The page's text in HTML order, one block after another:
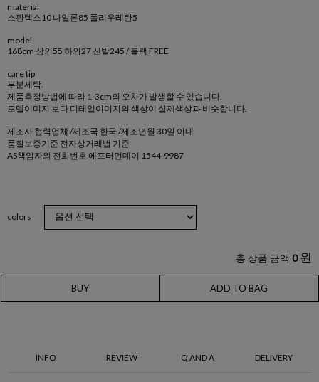
material
스판텍스10 나일론85 폴리우레탄5
model
168cm 상의55 하의27 신발245 / 블랙 FREE
care tip
부분세탁.
제품측정방법에 따라 1-3cm의 오차가 발생할 수 있습니다.
모델이미지 보다 디테일이미지의 색상이 실제색상과 비슷합니다.
제조사 협력업체 /제조국 한국 /제조년월 30일 이내
품질보증기준 전자상거래법 기준
AS책임자와 전화번호 에프터먼데이 1544-9987
colors
총 상품 금액 0 원
BUY ADD TO BAG
INFO REVIEW Q AND A DELIVERY